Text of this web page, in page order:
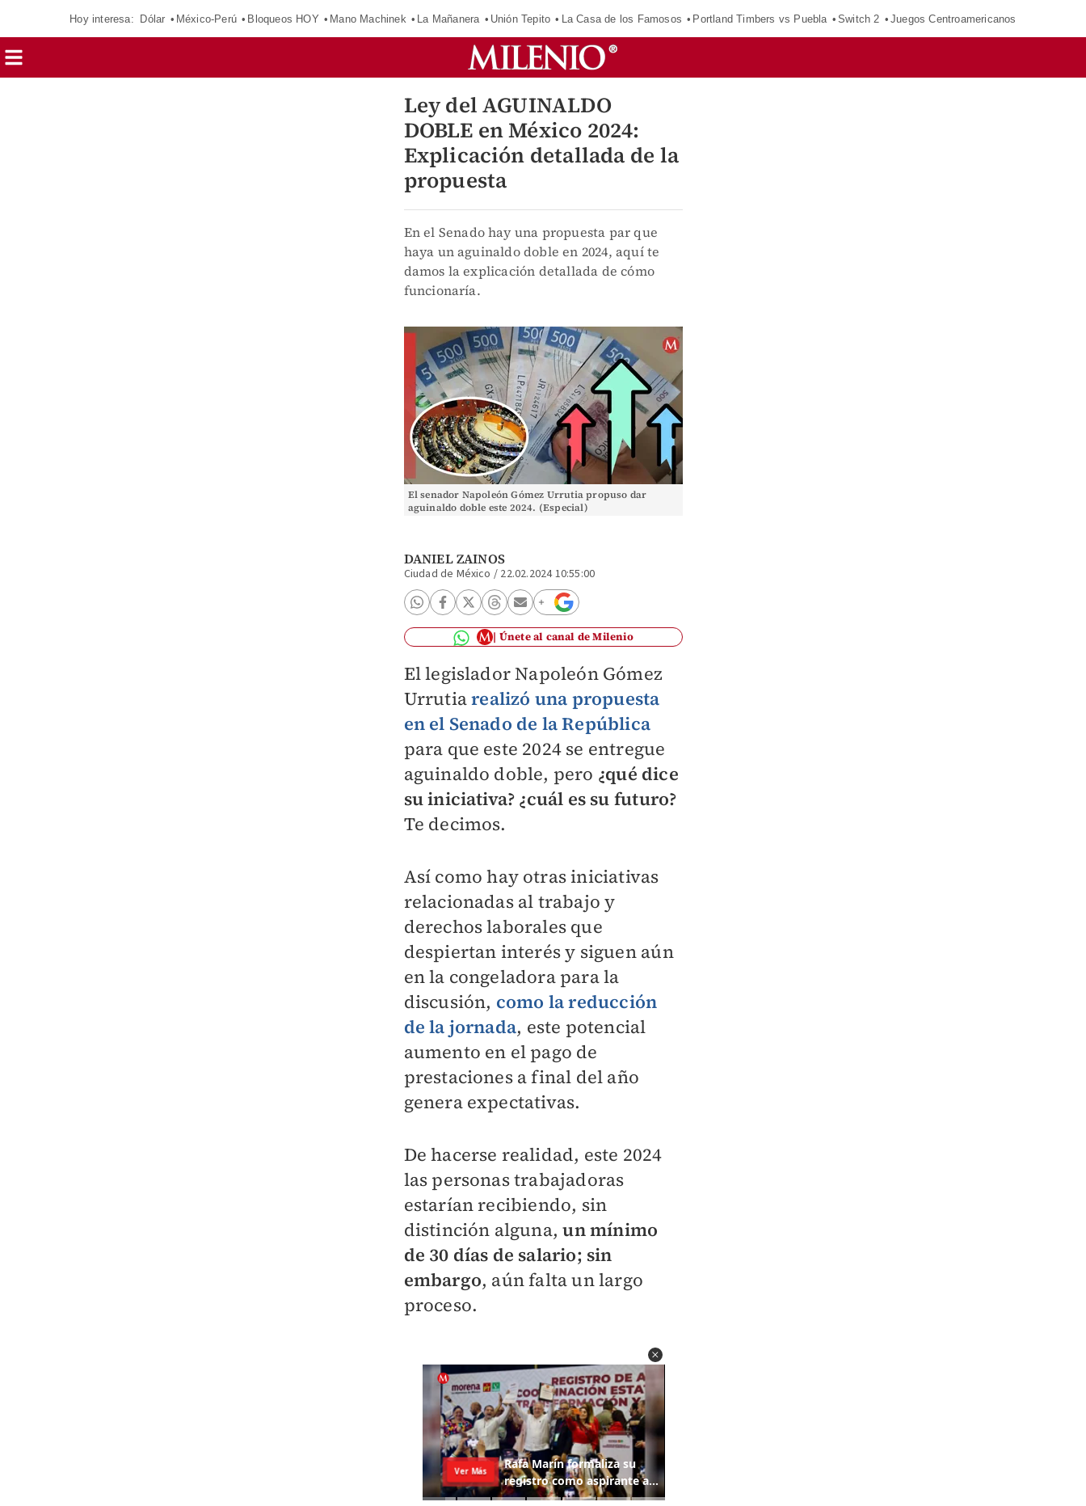
Hoy interesa: Dólar México-Perú Bloqueos HOY Mano Machinek La Mañanera Unión Tepito La Casa de los Famosos Portland Timbers vs Puebla Switch 2 Juegos Centroamericanos
Ley del AGUINALDO
DOBLE en México 2024:
Explicación detallada de la
propuesta
En el Senado hay una propuesta par que
haya un aguinaldo doble en 2024, aquí te
damos la explicación detallada de cómo
funcionaría.
El senador Napoleón Gómez Urrutia propuso dar
aguinaldo doble este 2024. (Especial)
DANIEL ZAINOS
Ciudad de México / 22.02.2024 10:55:00
Únete al canal de Milenio
El legislador Napoleón Gómez
Urrutiarealizó una propuesta
en el Senado de la República
para que este 2024 se entregue
aguinaldo doble, pero ¿qué dice
su iniciativa? ¿cuál es su futuro?
Te decimos.
Así como hay otras iniciativas
relacionadas al trabajo y
derechos laborales que
despiertan interés y siguen aún
en la congeladora para la
discusión, como la reducción
de la jornada, este potencial
aumento en el pago de
prestaciones a final del año
genera expectativas.
De hacerse realidad, este 2024
las personas trabajadoras
estarían recibiendo, sin
distinción alguna, un mínimo
de 30 días de salario; sin
embargo, aún falta un largo
proceso.